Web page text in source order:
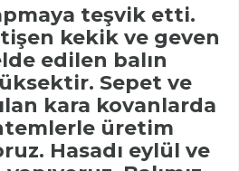
teşvik etti.
kekik ve geven
edilen balın
Sepet ve
kara kovanlarda
üretim
Hasadı eylül ve